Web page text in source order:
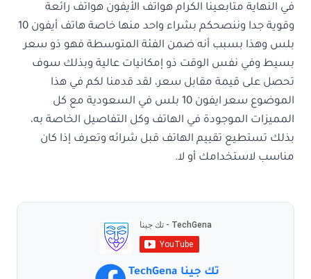
في النهاية متابعينا الكرام هواتف الأيفون هواتف رائعة
وقوية جدا وننصحكم بشراء واحد منها خاصة هاتف أيفون 10
بلس وهذا بسبب أنه ضمن الفئة المتوسطة فهو ذو سعر
بسيط وفي نفس الوقت ذو إمكانيات عالية وبذلك سوف
تحصل على قيمة مقابل سعر، لقد قدمنا لكم في هذا
الموضوع
سعر ايفون 10 بلس في السعودية مع كل
المميزات الموجودة في الهاتف وكل التفاصيل الخاصة به،
بذلك تستطيع تقييم الهاتف قبل شرائه وتعرف إذا كان
مناسب لاستخدامك أو لا.
تك جينا TechGena